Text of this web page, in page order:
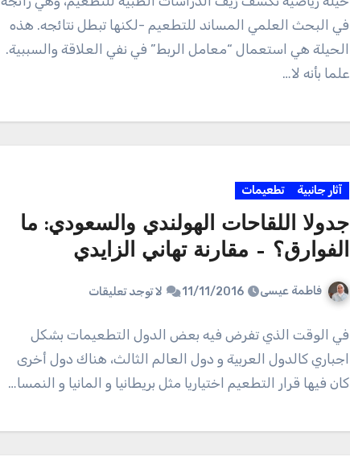
في البحث العلمي المساند للتطعيم -لكنها تبطل نتائجه. هذه
الحيلة هي استعمال “معامل الربط” في نفي العلاقة والسببية.
علما بأنه لا…
آثار جانبية تطعيمات
جدولا اللقاحات الهولندي والسعودي: ما
الفوارق؟ – مقارنة تهاني الزايدي
فاطمة عيسى 11/11/2016 لا توجد تعليقات
في الوقت الذي تفرض فيه بعض الدول التطعيمات بشكل
اجباري كالدول العربية و دول العالم الثالث، هناك دول أخرى
كان فيها قرار التطعيم اختياريا مثل بريطانيا و المانيا و النمسا…